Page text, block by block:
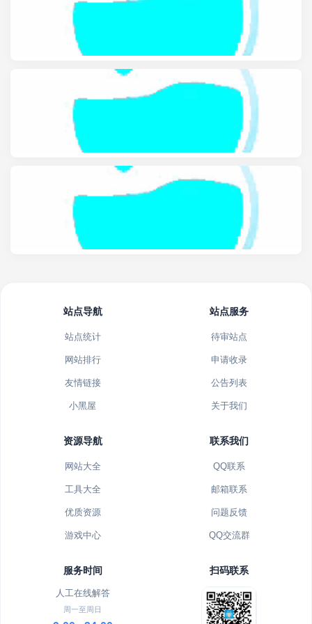
站点导航
站点统计
网站排行
友情链接
小黑屋
站点服务
待审站点
申请收录
公告列表
关于我们
资源导航
网站大全
工具大全
优质资源
游戏中心
联系我们
QQ联系
邮箱联系
问题反馈
QQ交流群
服务时间
人工在线解答
周一至周日
扫码联系